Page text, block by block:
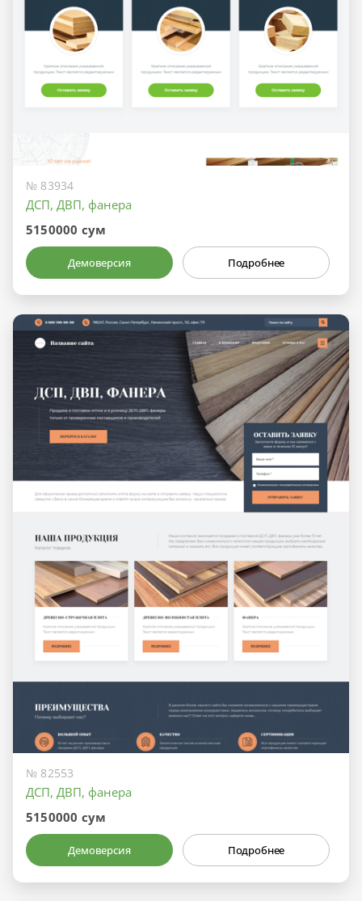
№ 83934
ДСП, ДВП, фанера
5150000 сум
Демоверсия Подробнее
№ 82553
ДСП, ДВП, фанера
5150000 сум
Демоверсия Подробнее